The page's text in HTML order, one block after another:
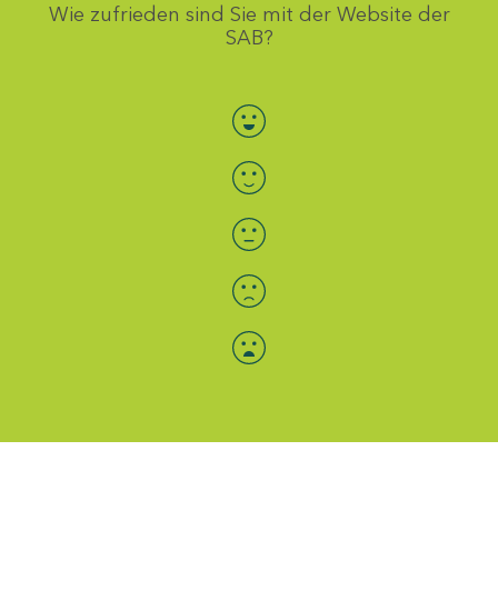
Wie zufrieden sind Sie mit der Website der
SAB?
Bewertung auswählen